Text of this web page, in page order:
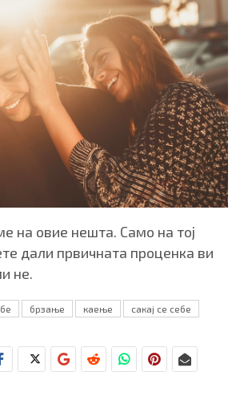
на овие нешта. Само на тој
дали првичната проценка ви
не.
брзање каење сакај се себе